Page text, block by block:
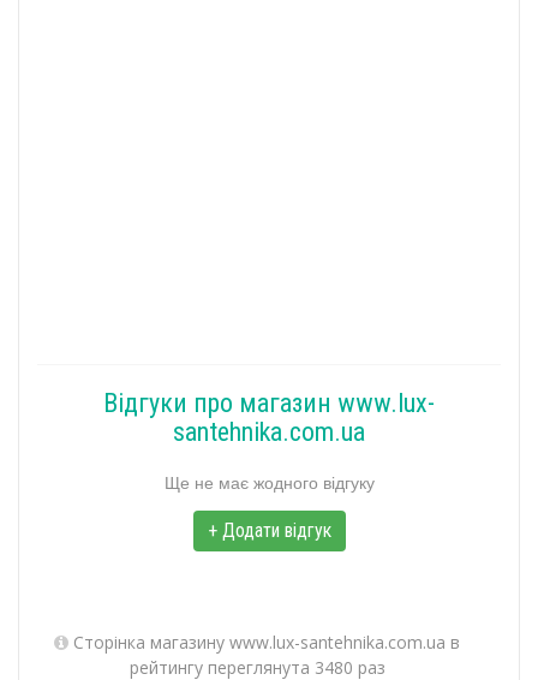
Відгуки про магазин www.lux-
santehnika.com.ua
Ще не має жодного відгуку
+ Додати відгук
Сторінка магазину www.lux-santehnika.com.ua в
рейтингу переглянута 3480 раз